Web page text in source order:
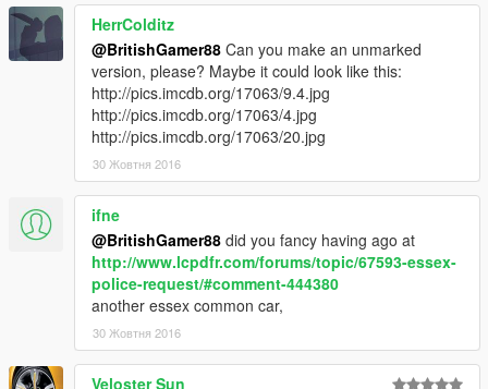
Email - ericrobin09@hotmail.com
Skype - moddergb
HerrColditz
@BritishGamer88 Can you make an unmarked
version, please? Maybe it could look like this:
http://pics.imcdb.org/17063/9.4.jpg
http://pics.imcdb.org/17063/4.jpg
http://pics.imcdb.org/17063/20.jpg
30 Жовтня 2016
ifne
@BritishGamer88 did you fancy having ago at
http://www.lcpdfr.com/forums/topic/67593-essex-
police-request/#comment-444380
another essex common car,
30 Жовтня 2016
Veloster Sun